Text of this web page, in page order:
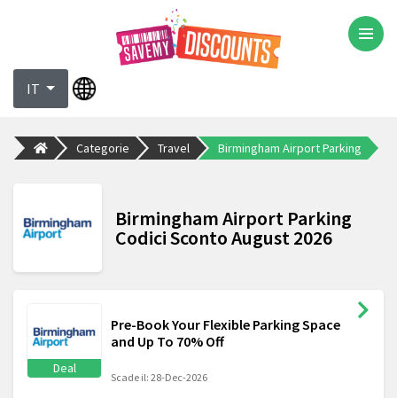
IT
Categorie Travel Birmingham Airport Parking
Birmingham Airport Parking
Codici Sconto August 2026
Deal
Pre-Book Your Flexible Parking Space
and Up To 70% Off
Scade il: 28-Dec-2026